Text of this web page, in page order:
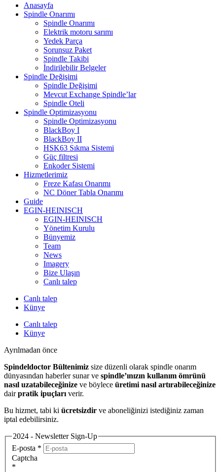
Anasayfa
Spindle Onarımı
Spindle Onarımı
Elektrik motoru sarımı
Yedek Parça
Sorunsuz Paket
Spindle Takibi
İndirilebilir Belgeler
Spindle Değişimi
Spindle Değişimi
Mevcut Exchange Spindle’lar
Spindle Oteli
Spindle Optimizasyonu
Spindle Optimizasyonu
BlackBoy I
BlackBoy II
HSK63 Sıkma Sistemi
Güç filtresi
Enkoder Sistemi
Hizmetlerimiz
Freze Kafası Onarımı
NC Döner Tabla Onarımı
Guide
EGIN-HEINISCH
EGIN-HEINISCH
Yönetim Kurulu
Bünyemiz
Team
News
Imagery
Bize Ulaşın
Canlı talep
Canlı talep
Künye
Canlı talep
Künye
Ayrılmadan önce
Spindeldoctor Bültenimiz size düzenli olarak spindle onarım
dünyasından haberler sunar ve spindle’ınızın kullanım ömrünü
nasıl uzatabileceğinize ve böylece üretimi nasıl artırabileceğinize
dairpratik ipuçları verir.
Bu hizmet, tabi ki ücretsizdir ve aboneliğinizi istediğiniz zaman
iptal edebilirsiniz.
2024 - Newsletter Sign-Up
E-posta *
Captcha
*